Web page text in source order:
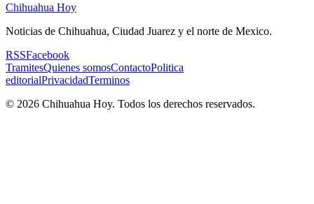
Chihuahua Hoy
Noticias de Chihuahua, Ciudad Juarez y el norte de Mexico.
RSSFacebook
TramitesQuienes somosContactoPolitica
editorialPrivacidadTerminos
© 2026 Chihuahua Hoy. Todos los derechos reservados.